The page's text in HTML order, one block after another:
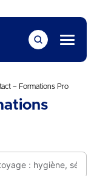
Menu
– Formations Pro